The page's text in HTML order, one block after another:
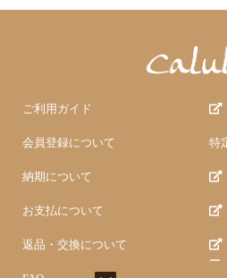
ご利用ガイド
会員登録について
納期について
お支払について
返品・交換について
特
ー